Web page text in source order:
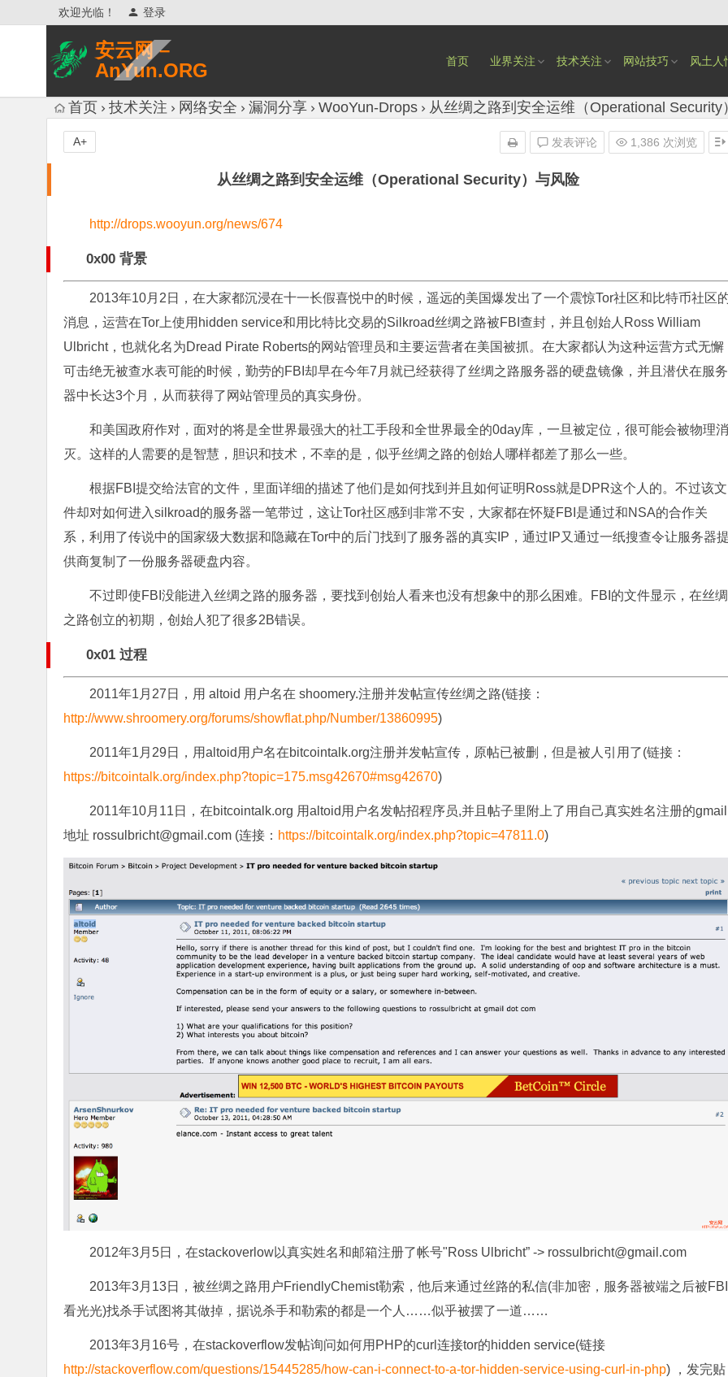
欢迎光临！ 登录
安云网 –
AnYun.ORG
网络安全研究、网络各种猎奇八卦。
首页 业界关注 技术关注 网站技巧 风土人
首页 技术关注 网络安全 漏洞分享 WooYun-Drops 从丝绸之路到安全运维（Operational Security
从丝绸之路到安全运维（Operational Security）与风险
发表评论 1,386 次浏览
A+
http://drops.wooyun.org/news/674
0x00 背景
2013年10月2日，在大家都沉浸在十一长假喜悦中的时候，遥远的美国爆发出了一个震惊Tor社区和比特币社区
消息，运营在Tor上使用hidden service和用比特比交易的Silkroad丝绸之路被FBI查封，并且创始人Ross William
Ulbricht，也就化名为Dread Pirate Roberts的网站管理员和主要运营者在美国被抓。在大家都认为这种运营方式无懈
可击绝无被查水表可能的时候，勤劳的FBI却早在今年7月就已经获得了丝绸之路服务器的硬盘镜像，并且潜伏在服务
器中长达3个月，从而获得了网站管理员的真实身份。
和美国政府作对，面对的将是全世界最强大的社工手段和全世界最全的0day库，一旦被定位，很可能会被物理消
灭。这样的人需要的是智慧，胆识和技术，不幸的是，似乎丝绸之路的创始人哪样都差了那么一些。
根据FBI提交给法官的文件，里面详细的描述了他们是如何找到并且如何证明Ross就是DPR这个人的。不过该文
件却对如何进入silkroad的服务器一笔带过，这让Tor社区感到非常不安，大家都在怀疑FBI是通过和NSA的合作关
系，利用了传说中的国家级大数据和隐藏在Tor中的后门找到了服务器的真实IP，通过IP又通过一纸搜查令让服务器
供商复制了一份服务器硬盘内容。
不过即使FBI没能进入丝绸之路的服务器，要找到创始人看来也没有想象中的那么困难。FBI的文件显示，在丝绸
之路创立的初期，创始人犯了很多2B错误。
0x01 过程
2011年1月27日，用 altoid 用户名在 shoomery.注册并发帖宣传丝绸之路(链接：
http://www.shroomery.org/forums/showflat.php/Number/13860995)
2011年1月29日，用altoid用户名在bitcointalk.org注册并发帖宣传，原帖已被删，但是被人引用了(链接：
https://bitcointalk.org/index.php?topic=175.msg42670#msg42670)
2011年10月11日，在bitcointalk.org 用altoid用户名发帖招程序员,并且帖子里附上了用自己真实姓名注册的gmail
地址 rossulbricht@gmail.com (连接： https://bitcointalk.org/index.php?topic=47811.0)
2012年3月5日，在stackoverlow以真实姓名和邮箱注册了帐号"Ross Ulbricht” -> rossulbricht@gmail.com
2013年3月13日，被丝绸之路用户FriendlyChemist勒索，他后来通过丝路的私信(非加密，服务器被端之后被FBI
看光光)找杀手试图将其做掉，据说杀手和勒索的都是一个人……似乎被摆了一道……
2013年3月16号，在stackoverflow发帖询问如何用PHP的curl连接tor的hidden service(链接
http://stackoverflow.com/questions/15445285/how-can-i-connect-to-a-tor-hidden-service-using-curl-in-php) ，发完贴